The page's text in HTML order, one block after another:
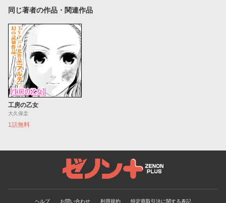
同じ著者の作品・関連作品
工房の乙女
大久保圭
1話無料
ゼノンプラス
ヘルプ お問い合わせ 利用規約 特定商取引法に関する表記